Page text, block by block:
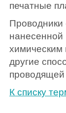
печатные
нанесенной
химическим
другие
проводящей
К списку